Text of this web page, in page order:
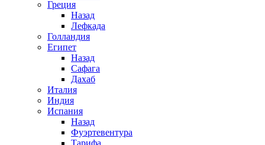
Греция
Назад
Лефкада
Голландия
Египет
Назад
Сафага
Дахаб
Италия
Индия
Испания
Назад
Фуэртевентура